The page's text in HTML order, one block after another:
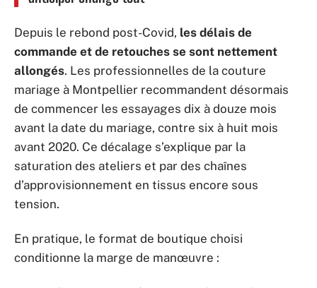
Depuis le rebond post-Covid, les délais de
commande et de retouches se sont nettement
allongés. Les professionnelles de la couture
mariage à Montpellier recommandent désormais
de commencer les essayages dix à douze mois
avant la date du mariage, contre six à huit mois
avant 2020. Ce décalage s’explique par la
saturation des ateliers et par des chaînes
d’approvisionnement en tissus encore sous
tension.
En pratique, le format de boutique choisi
conditionne la marge de manœuvre :